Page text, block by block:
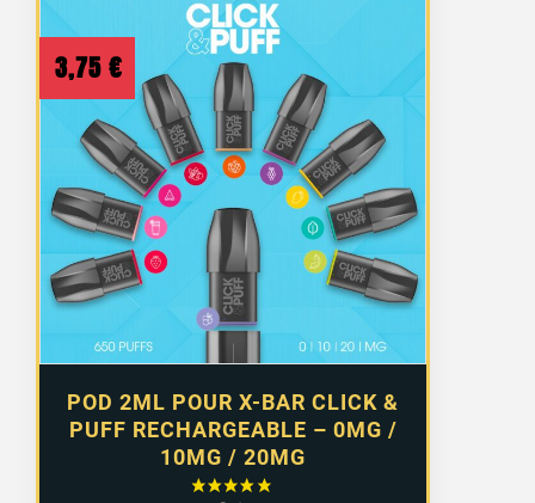
POD 2ML POUR X-BAR CLICK &
PUFF RECHARGEABLE – 0MG /
10MG / 20MG
3,75 €